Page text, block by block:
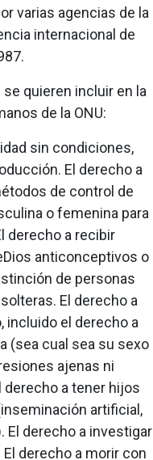
varias agencias de la
internacional de
quieren incluir en la
de la ONU:
sin condiciones,
El derecho a
de control de
o femenina para
derecho a recibir
anticonceptivos o
de personas
El derecho a
incluido el derecho a
(sea cual sea su sexo
ajenas ni
a tener hijos
artificial,
El derecho a investigar
derecho a morir con